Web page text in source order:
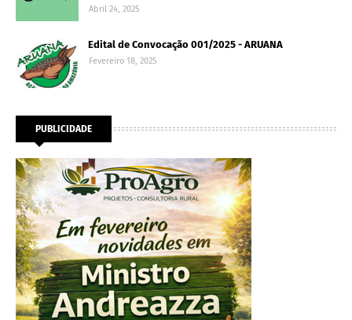
Abril 24, 2025
Edital de Convocação 001/2025 - ARUANA
Fevereiro 18, 2025
PUBLICIDADE